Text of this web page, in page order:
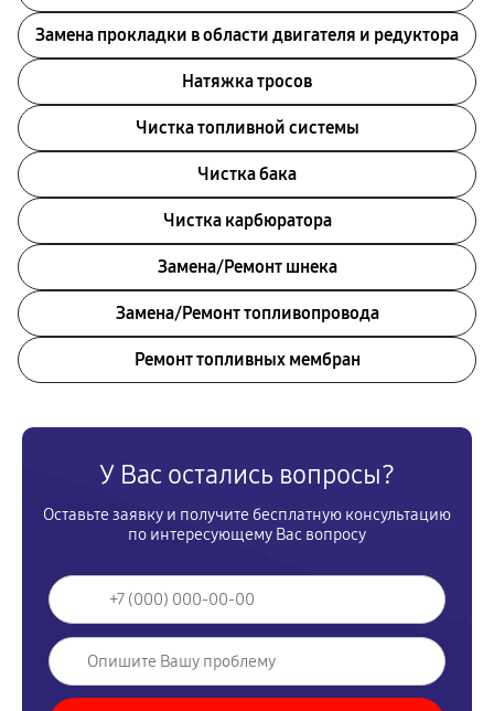
Замена прокладки в области двигателя и редуктора
Натяжка тросов
Чистка топливной системы
Чистка бака
Чистка карбюратора
Замена/Pемонт шнека
Замена/Pемонт топливопровода
Ремонт топливных мембран
У Вас остались вопросы?
Оставьте заявку и получите бесплатную консультацию
по интересующему Вас вопросу